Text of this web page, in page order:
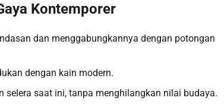
Kontemporer
dan menggabungkannya dengan potongan
dengan kain modern.
selera saat ini, tanpa menghilangkan nilai budaya.